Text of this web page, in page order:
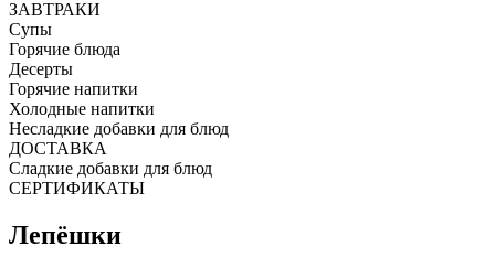
ЗАВТРАКИ
Супы
Горячие блюда
Десерты
Горячие напитки
Холодные напитки
Несладкие добавки для блюд
ДОСТАВКА
Сладкие добавки для блюд
СЕРТИФИКАТЫ
Лепёшки